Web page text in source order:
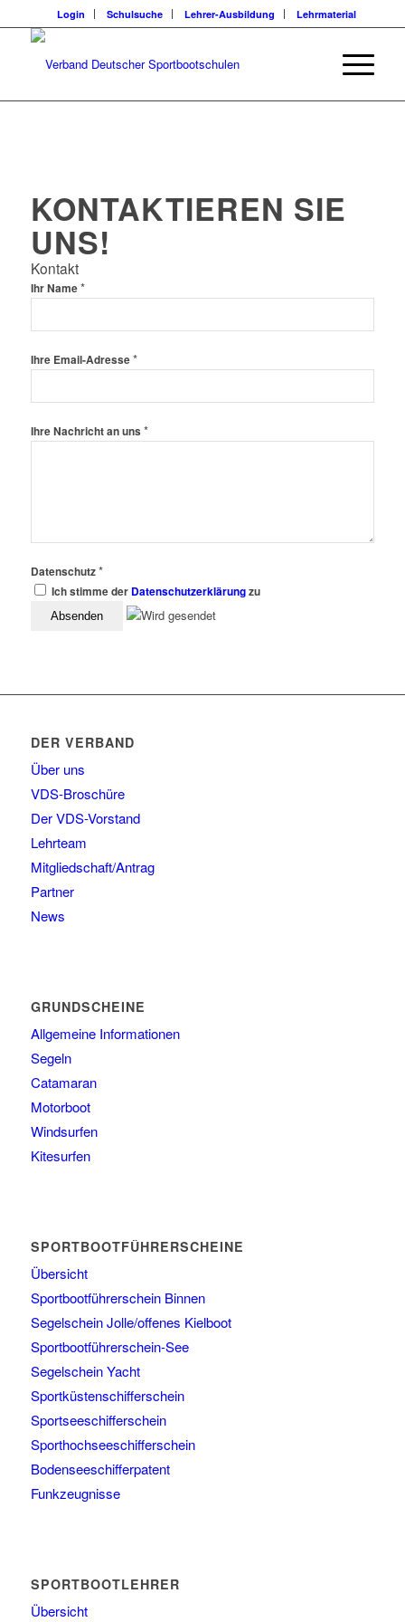
Login Schulsuche Lehrer-Ausbildung Lehrmaterial
KONTAKTIEREN SIE
UNS!
Kontakt
Ihr Name*
Ihre Email-Adresse*
Ihre Nachricht an uns *
Datenschutz*
Ich stimme der Datenschutzerklärungzu
DER VERBAND
Über uns
VDS-Broschüre
Der VDS-Vorstand
Lehrteam
Mitgliedschaft/Antrag
Partner
News
GRUNDSCHEINE
Allgemeine Informationen
Segeln
Catamaran
Motorboot
Windsurfen
Kitesurfen
SPORTBOOTFÜHRERSCHEINE
Übersicht
Sportbootführerschein Binnen
Segelschein Jolle/offenes Kielboot
Sportbootführerschein-See
Segelschein Yacht
Sportküstenschifferschein
Sportseeschifferschein
Sporthochseeschifferschein
Bodenseeschifferpatent
Funkzeugnisse
SPORTBOOTLEHRER
Übersicht